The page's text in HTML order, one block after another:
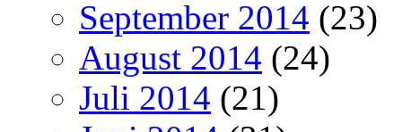
September 2014 (23)
August 2014 (24)
Juli 2014 (21)